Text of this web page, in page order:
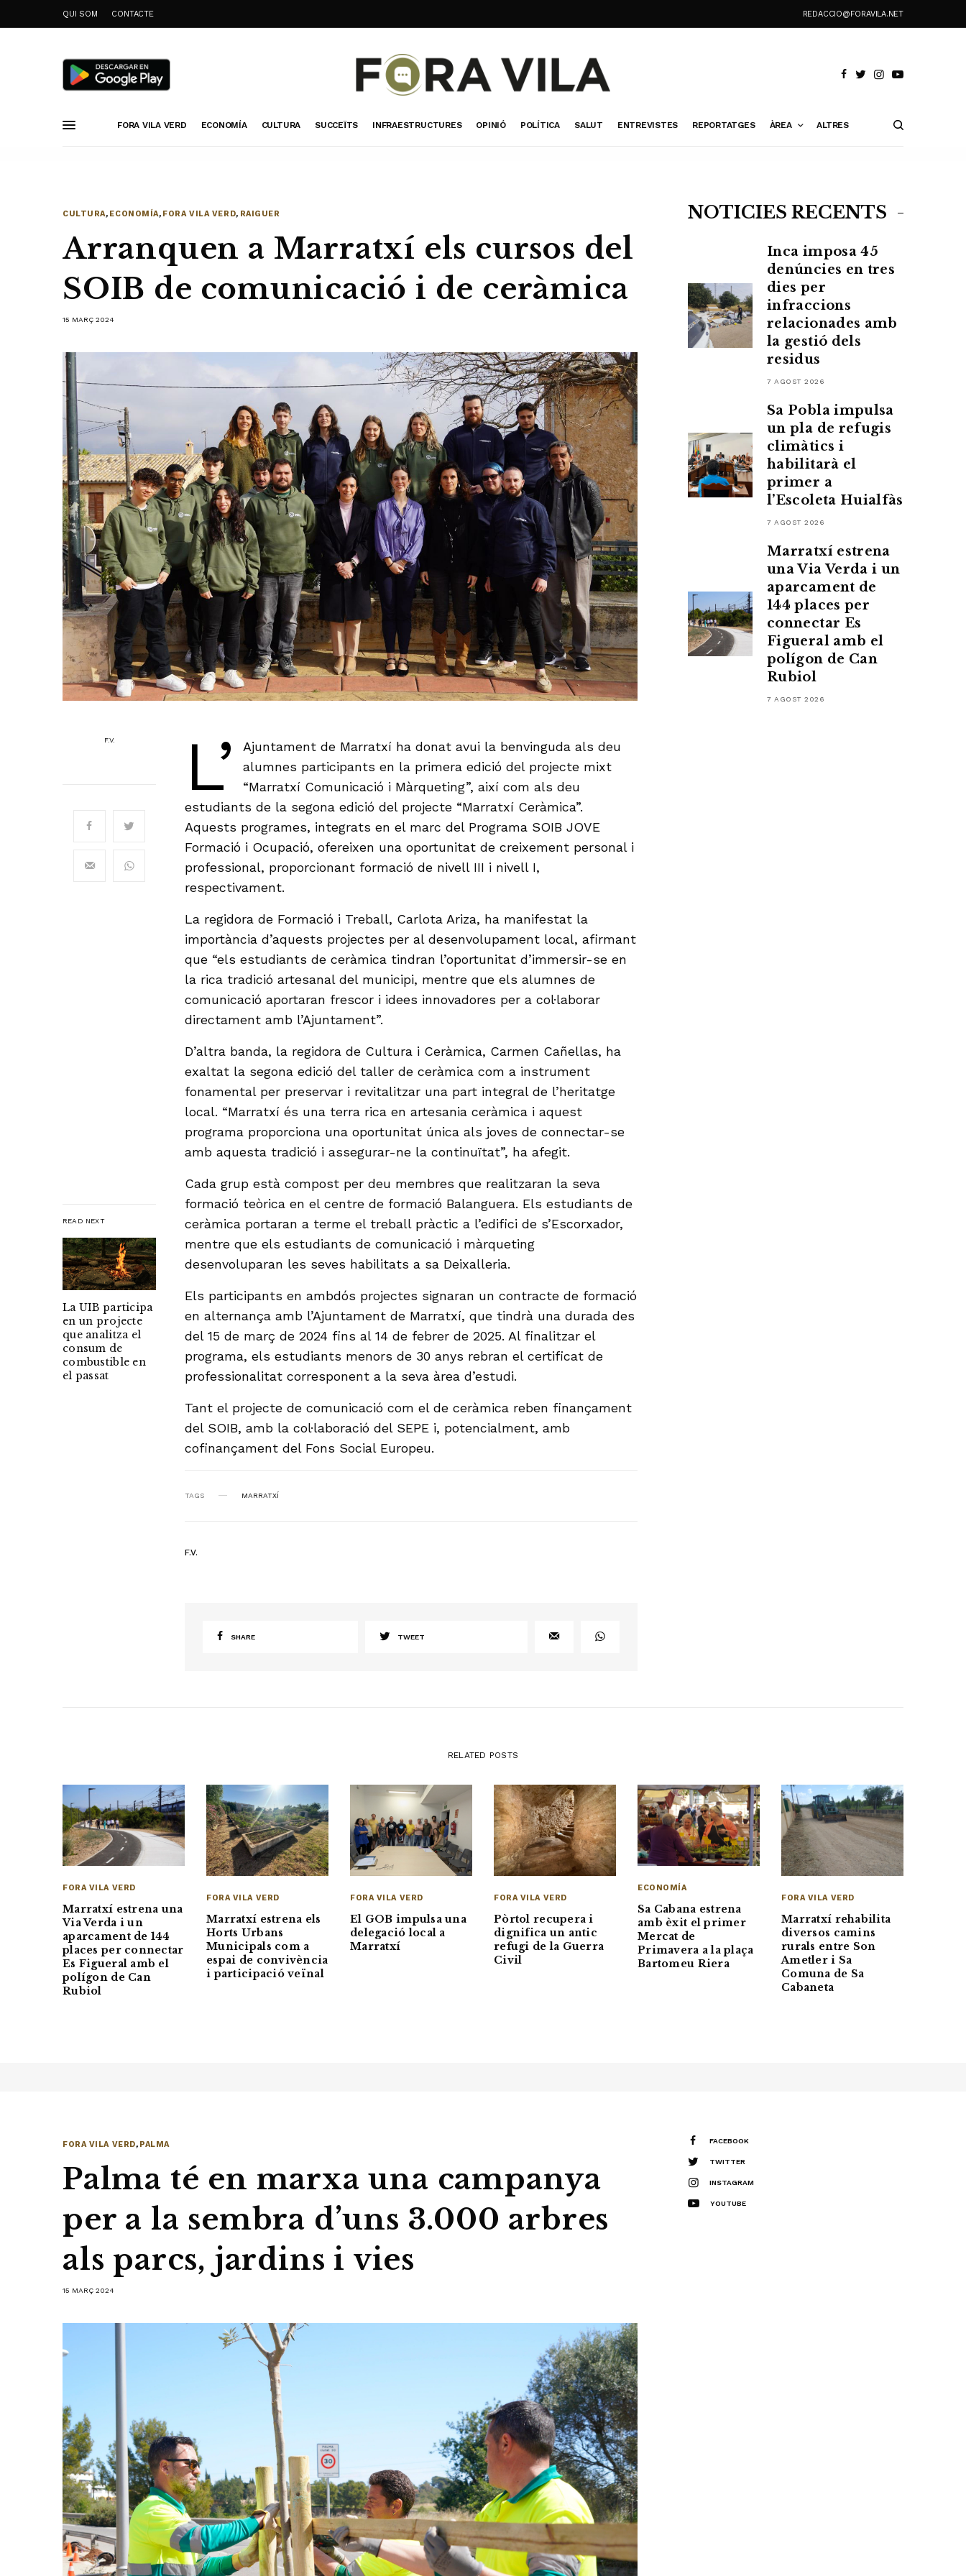
QUI SOM CONTACTE REDACCIO@FORAVILA.NET
FORA VILA VERD ECONOMÍA CULTURA SUCCEÏTS INFRAESTRUCTURES OPINIÓ POLÍTICA SALUT ENTREVISTES REPORTATGES ÀREA ALTRES
CULTURA, ECONOMÍA, FORA VILA VERD, RAIGUER
Arranquen a Marratxí els cursos del
SOIB de comunicació i de ceràmica
15 MARÇ 2024
F.V.
READ NEXT
La UIB participa
en un projecte
que analitza el
consum de
combustible en
el passat
L’
Ajuntament de Marratxí ha donat avui la benvinguda als deu
alumnes participants en la primera edició del projecte mixt
“Marratxí Comunicació i Màrqueting”, així com als deu
estudiants de la segona edició del projecte “Marratxí Ceràmica”.
Aquests programes, integrats en el marc del Programa SOIB JOVE
Formació i Ocupació, ofereixen una oportunitat de creixement personal i
professional, proporcionant formació de nivell III i nivell I,
respectivament.
La regidora de Formació i Treball, Carlota Ariza, ha manifestat la
importància d’aquests projectes per al desenvolupament local, afirmant
que “els estudiants de ceràmica tindran l’oportunitat d’immersir-se en
la rica tradició artesanal del municipi, mentre que els alumnes de
comunicació aportaran frescor i idees innovadores per a col·laborar
directament amb l’Ajuntament”.
D’altra banda, la regidora de Cultura i Ceràmica, Carmen Cañellas, ha
exaltat la segona edició del taller de ceràmica com a instrument
fonamental per preservar i revitalitzar una part integral de l’heritatge
local. “Marratxí és una terra rica en artesania ceràmica i aquest
programa proporciona una oportunitat única als joves de connectar-se
amb aquesta tradició i assegurar-ne la continuïtat”, ha afegit.
Cada grup està compost per deu membres que realitzaran la seva
formació teòrica en el centre de formació Balanguera. Els estudiants de
ceràmica portaran a terme el treball pràctic a l’edifici de s’Escorxador,
mentre que els estudiants de comunicació i màrqueting
desenvoluparan les seves habilitats a sa Deixalleria.
Els participants en ambdós projectes signaran un contracte de formació
en alternança amb l’Ajuntament de Marratxí, que tindrà una durada des
del 15 de març de 2024 fins al 14 de febrer de 2025. Al finalitzar el
programa, els estudiants menors de 30 anys rebran el certificat de
professionalitat corresponent a la seva àrea d’estudi.
Tant el projecte de comunicació com el de ceràmica reben finançament
del SOIB, amb la col·laboració del SEPE i, potencialment, amb
cofinançament del Fons Social Europeu.
TAGS MARRATXÍ
F.V.
SHARE TWEET
NOTÍCIES RECENTS
Inca imposa 45
denúncies en tres
dies per
infraccions
relacionades amb
la gestió dels
residus
7 AGOST 2026
Sa Pobla impulsa
un pla de refugis
climàtics i
habilitarà el
primer a
l’Escoleta Huialfàs
7 AGOST 2026
Marratxí estrena
una Via Verda i un
aparcament de
144 places per
connectar Es
Figueral amb el
polígon de Can
Rubiol
7 AGOST 2026
RELATED POSTS
FORA VILA VERD
Marratxí estrena una
Via Verda i un
aparcament de 144
places per connectar
Es Figueral amb el
polígon de Can
Rubiol
FORA VILA VERD
Marratxí estrena els
Horts Urbans
Municipals com a
espai de convivència
i participació veïnal
FORA VILA VERD
El GOB impulsa una
delegació local a
Marratxí
FORA VILA VERD
Pòrtol recupera i
dignifica un antic
refugi de la Guerra
Civil
ECONOMÍA
Sa Cabana estrena
amb èxit el primer
Mercat de
Primavera a la plaça
Bartomeu Riera
FORA VILA VERD
Marratxí rehabilita
diversos camins
rurals entre Son
Ametler i Sa
Comuna de Sa
Cabaneta
FORA VILA VERD, PALMA
Palma té en marxa una campanya
per a la sembra d’uns 3.000 arbres
als parcs, jardins i vies
15 MARÇ 2024
FACEBOOK
TWITTER
INSTAGRAM
YOUTUBE